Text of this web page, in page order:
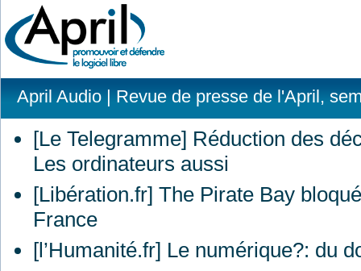
April Audio| Revue de presse de l'April,
[Le Telegramme] Réduction des
Les ordinateurs aussi
[Libération.fr] The Pirate Bay
France
[l’Humanité.fr] Le numérique?: du